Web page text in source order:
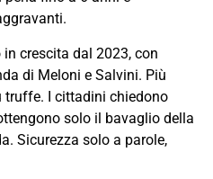
crescita dal 2023, con
di Meloni e Salvini. Più
truffe. I cittadini chiedono
solo il bavaglio della
Sicurezza solo a parole,